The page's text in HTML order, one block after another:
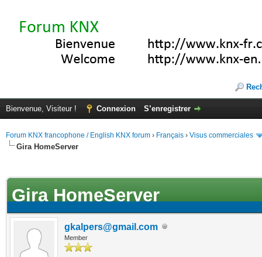
Bienvenue, Visiteur ! Connexion S’enregistrer
Forum KNX francophone / English KNX forum › Français › Visus commerciales
Gira HomeServer
Gira HomeServer
gkalpers@gmail.com
Member